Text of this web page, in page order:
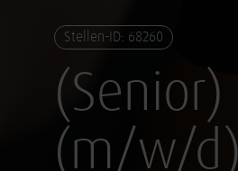
Stellen-ID: 68260
(m/w/d)